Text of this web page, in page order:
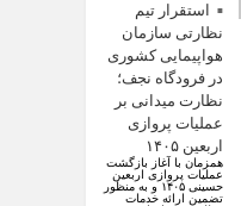
استقرار تیم
نظارتی سازمان
هواپیمایی کشوری
در فرودگاه نجف؛
نظارت میدانی بر
عملیات پروازی
اربعین ۱۴۰۵
همزمان با آغاز بازگشت
عملیات پروازی اربعین
حسینی ۱۴۰۵ و به منظور
تضمین ارائه خدمات